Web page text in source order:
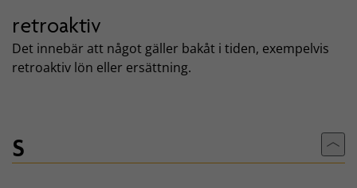
retroaktiv
Det innebär att något gäller bakåt i tiden, exempelvis
retroaktiv lön eller ersättning.
S Till